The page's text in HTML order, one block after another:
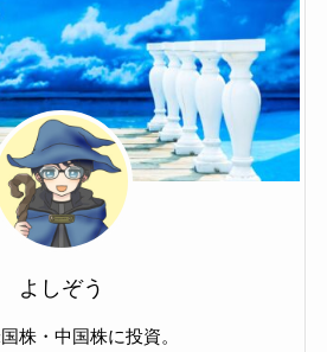
よしぞう
株・中国株に投資。